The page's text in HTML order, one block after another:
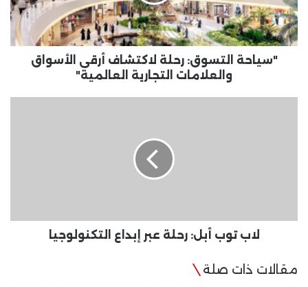
والعلامات
التجارية
العالمية"
"سياحة التسوق: رحلة لاكتشاف أرقى الأسواق
والعلامات التجارية العالمية"
لاب توب أبل: رحلة عبر إبداع التكنولوجيا
مقالات ذات صلة